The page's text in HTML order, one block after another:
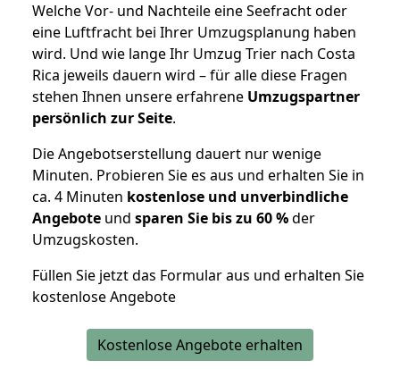
Welche Vor- und Nachteile eine Seefracht oder
eine Luftfracht bei Ihrer Umzugsplanung haben
wird. Und wie lange Ihr Umzug Trier nach Costa
Rica jeweils dauern wird – für alle diese Fragen
stehen Ihnen unsere erfahrene Umzugspartner
persönlich zur Seite.
Die Angebotserstellung dauert nur wenige
Minuten. Probieren Sie es aus und erhalten Sie in
ca. 4 Minuten kostenlose und unverbindliche
Angebote und sparen Sie bis zu 60 %der
Umzugskosten.
Füllen Sie jetzt das Formular aus und erhalten Sie
kostenlose Angebote
Kostenlose Angebote erhalten